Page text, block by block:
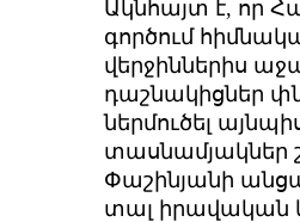
Ակնհայտ է, որ
գործում
վերջիններիս
դաշնակիցներ
ներմուծել
տասնամյակներ
Փաշինյանի
տալ իրավական